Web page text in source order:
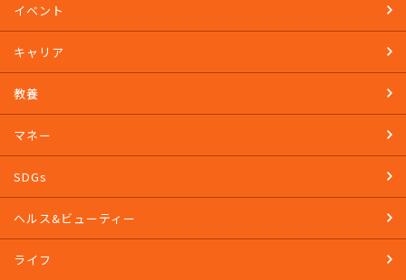
イベント
キャリア
教養
マネー
SDGs
ヘルス&ビューティー
ライフ